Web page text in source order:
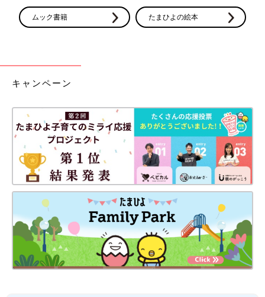
ムック書籍 たまひよの絵本
キャンペーン